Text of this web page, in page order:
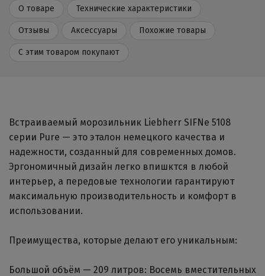
О товаре Технические характеристики
Отзывы Аксессуары Похожие товары
С этим товаром покупают
Встраиваемый морозильник Liebherr SIFNe 5108
серии Pure — это эталон немецкого качества и
надежности, созданный для современных домов.
Эргономичный дизайн легко впишктся в любой
интерьер, а передовые технологии гарантируют
максимальную производительность и комфорт в
использовании.
Преимущества, которые делают его уникальным:
Большой объём — 209 литров: Восемь вместительных